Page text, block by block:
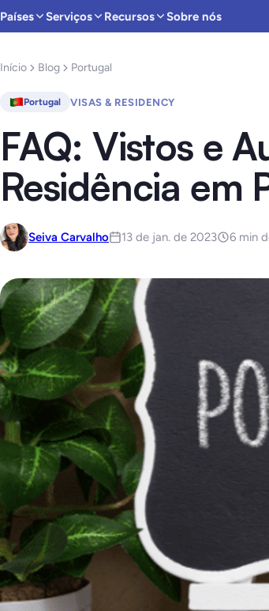
Países Serviços Recursos Sobre nós
Início Blog Portugal
Portugal VISAS & RESIDENCY
FAQ: Vistos e
Residência em
Seiva Carvalho 13 de jan. de 2023 6 min